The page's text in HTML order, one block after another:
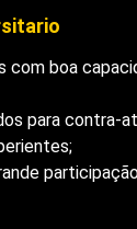
com boa
para contra-